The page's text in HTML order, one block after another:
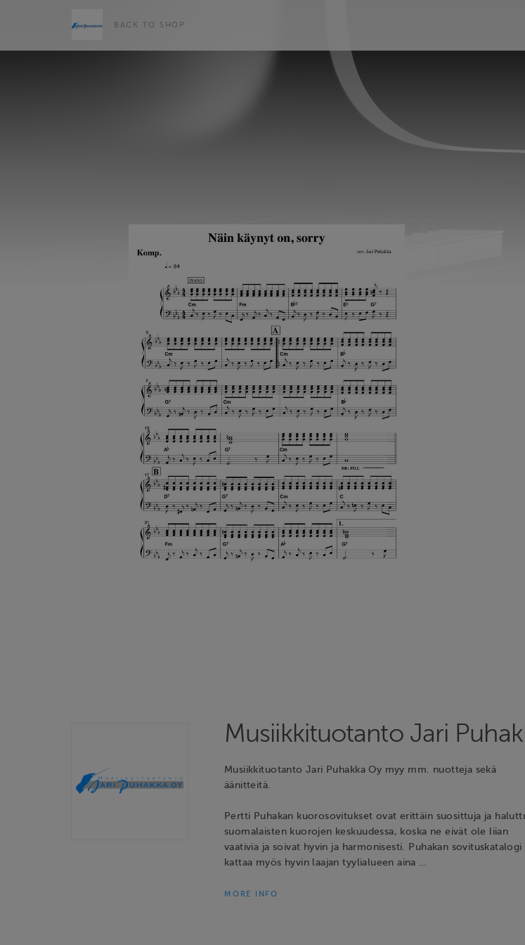
BACK TO SHOP
Musiikkituotanto Jari
Musiikkituotanto Jari Puhakka Oy myy mm. nuotteja sekä
äänitteitä.
Pertti Puhakan kuorosovitukset ovat erittäin suosittuja ja
suomalaisten kuorojen keskuudessa, koska ne eivät ole liian
vaativia ja soivat hyvin ja harmonisesti. Puhakan sovituskatalogi
kattaa myös hyvin laajan tyylialueen aina …
MORE INFO